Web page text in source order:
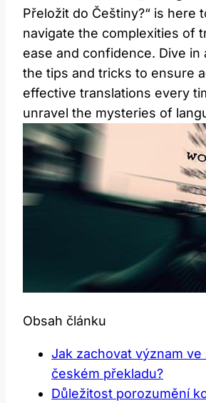
Přeložit do Češtiny?“ is here
navigate the complexities of
ease and confidence. Dive in
the tips and tricks to ensure
effective translations every
unravel the mysteries of
Obsah článku
Jak zachovat význam ve
českém překladu?
Důležitost porozumění